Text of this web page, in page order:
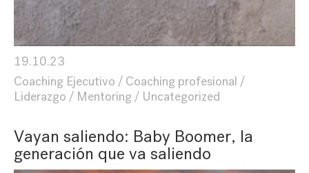
19.10.23
Coaching Ejecutivo
Coaching profesional
Liderazgo
Mentoring Uncategorized
Vayan saliendo: Baby Boomer, la
generación que va saliendo